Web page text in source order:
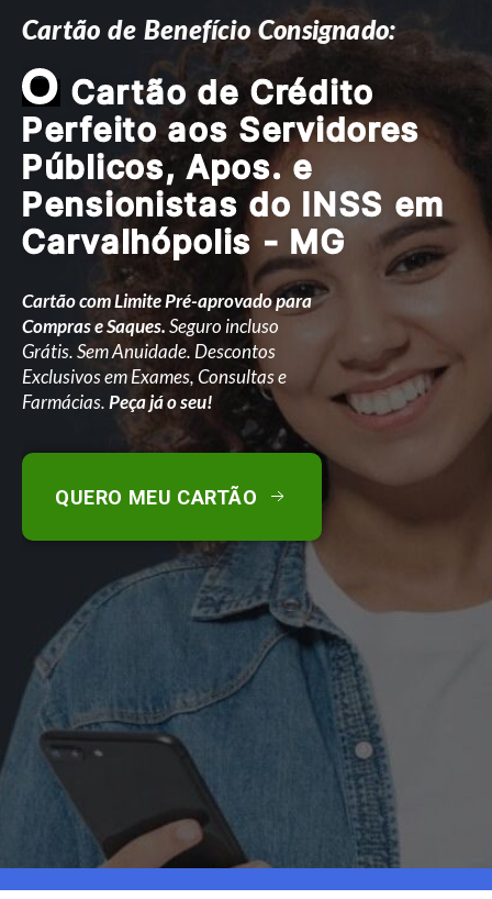
Cartão de Benefício Consignado:
O Cartão de Crédito
Perfeito aos Servidores
Públicos, Apos. e
Pensionistas do INSS em
Carvalhópolis - MG
Cartão com Limite Pré-aprovado para
Compras e Saques.Seguro incluso
Grátis. Sem Anuidade. Descontos
Exclusivos em Exames, Consultas e
Farmácias.Peça já o seu!
QUERO MEU CARTÃO